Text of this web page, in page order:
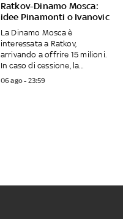
Ratkov-Dinamo Mosca:
idee Pinamonti o Ivanovic
La Dinamo Mosca è
interessata a Ratkov,
arrivando a offrire 15 milioni.
In caso di cessione, la...
06 ago - 23:59